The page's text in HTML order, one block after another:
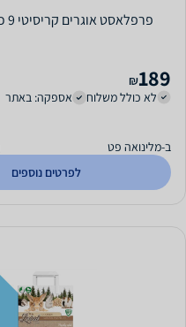
פרפלאסט אוגרים קריסיטי 9 כלוב מאובזר
189
₪
לא כולל משלוח
אספקה: באתר
ב-מלינואה פט
לפרטים נוספים